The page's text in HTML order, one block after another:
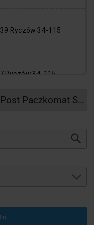
Wyszukaj punkt kurierski InPost Paczkomat Spytkowice